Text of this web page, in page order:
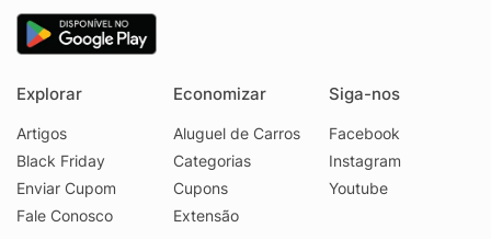
Explorar
Artigos
Black Friday
Enviar Cupom
Fale Conosco
Economizar
Aluguel de Carros
Categorias
Cupons
Extensão
Siga-nos
Facebook
Instagram
Youtube